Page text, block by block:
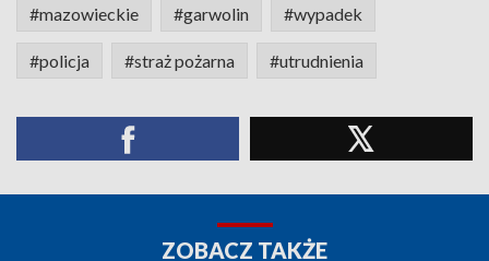
#mazowieckie #garwolin #wypadek
#policja #straż pożarna #utrudnienia
ZOBACZ TAKŻE